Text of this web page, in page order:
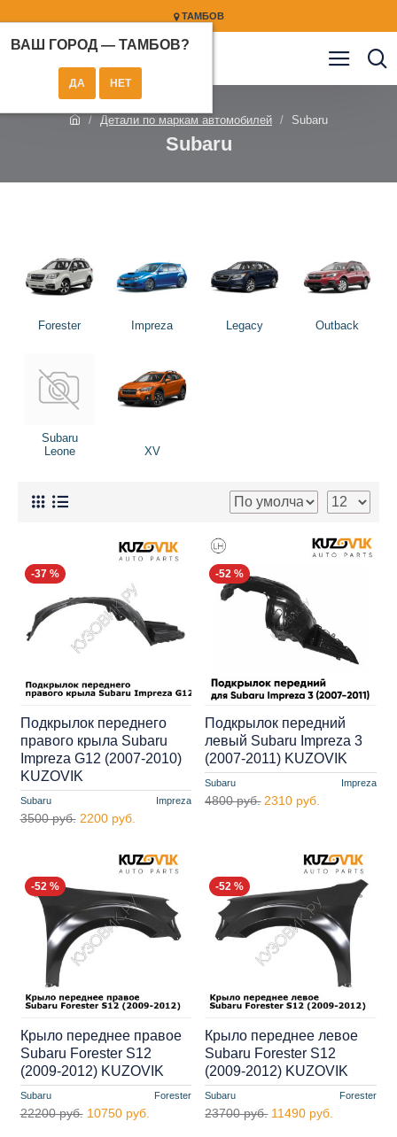
ТАМБОВ
ВАШ ГОРОД — ТАМБОВ?
Детали по маркам автомобилей Subaru
Subaru
Forester Impreza Legacy Outback
Subaru
Leone
XV
-37 %
Subaru Impreza
Подкрылок переднего
правого крыла Subaru
Impreza G12 (2007-2010)
KUZOVIK
3500 руб. 2200 руб.
-52 %
Subaru Impreza
Подкрылок передний
левый Subaru Impreza 3
(2007-2011) KUZOVIK
4800 руб. 2310 руб.
-52 %
Subaru Forester
Крыло переднее правое
Subaru Forester S12
(2009-2012) KUZOVIK
22200 руб. 10750 руб.
-52 %
Subaru Forester
Крыло переднее левое
Subaru Forester S12
(2009-2012) KUZOVIK
23700 руб. 11490 руб.